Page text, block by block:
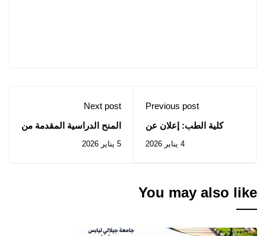
Previous post
كلية الطب: إعلان عن
4 يناير 2026
Next post
المنح الدراسية المقدمة من
للتنمية لعام 2026-2027
5 يناير 2026
You may also like